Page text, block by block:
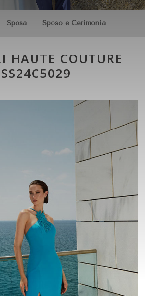
Sposa Sposo e Cerimonia
HAUTE COUTURE
SS24C5029